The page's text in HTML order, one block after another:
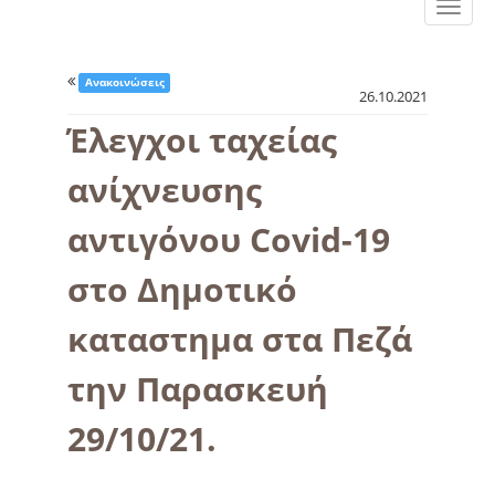
Toggle
Ανακοινώσεις
26.10.2021
Έλεγχοι ταχείας
ανίχνευσης
αντιγόνου Covid-19
στο Δημοτικό
καταστημα στα Πεζά
την Παρασκευή
29/10/21.